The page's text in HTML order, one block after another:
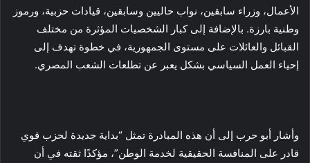
الأعمال، وزراء سابقين، نواب حاليين وسابقين، قيادات حزبية، ورموز
وطنية بارزة. بالإضافة إلى كبار الشخصيات المؤثرة من مختلف
القبائل والعائلات على مستوى الجمهورية، في خطوة تهدف إلى
إحياء العمل السياسي بشكل يعبر عن تطلعات الشعب المصري.
وأشار أبو حرب إلى أن هذه المبادرة تمثل “بداية جديدة لحزب قوي
قادر على المنافسة الحقيقية لخدمة الوطن”، مؤكدًا ثقته في أن